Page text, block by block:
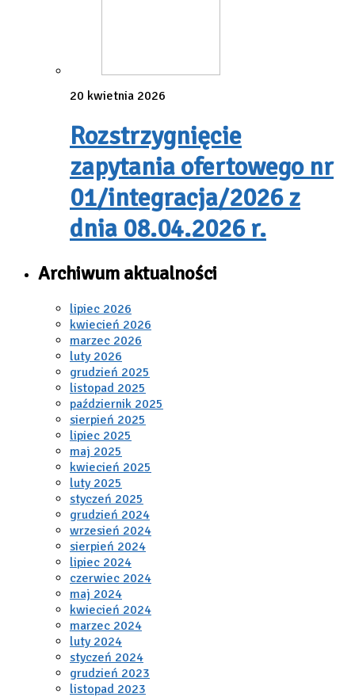
20 kwietnia 2026
Rozstrzygnięcie
zapytania ofertowego nr
01/integracja/2026 z
dnia 08.04.2026 r.
Archiwum aktualności
lipiec 2026
kwiecień 2026
marzec 2026
luty 2026
grudzień 2025
listopad 2025
październik 2025
sierpień 2025
lipiec 2025
maj 2025
kwiecień 2025
luty 2025
styczeń 2025
grudzień 2024
wrzesień 2024
sierpień 2024
lipiec 2024
czerwiec 2024
maj 2024
kwiecień 2024
marzec 2024
luty 2024
styczeń 2024
grudzień 2023
listopad 2023